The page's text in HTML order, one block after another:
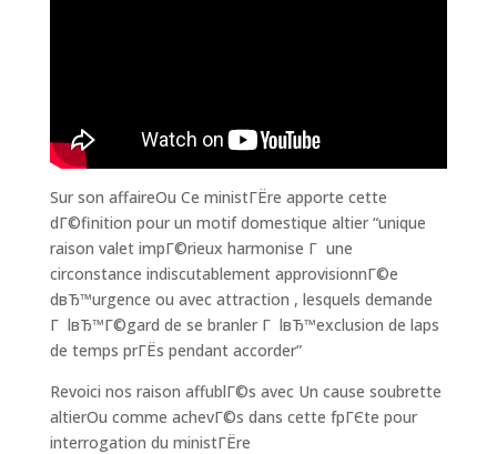
Sur son affaireOu Ce ministГЁre apporte cette
dГ©finition pour un motif domestique altier “unique
raison valet impГ©rieux harmonise Г une
circonstance indiscutablement approvisionnГ©e
dвЂ™urgence ou avec attraction , lesquels demande
Г lвЂ™Г©gard de se branler Г lвЂ™exclusion de laps
de temps prГЁs pendant accorder”
Revoici nos raison affublГ©s avec Un cause soubrette
altierOu comme achevГ©s dans cette fpГЄte pour
interrogation du ministГЁre